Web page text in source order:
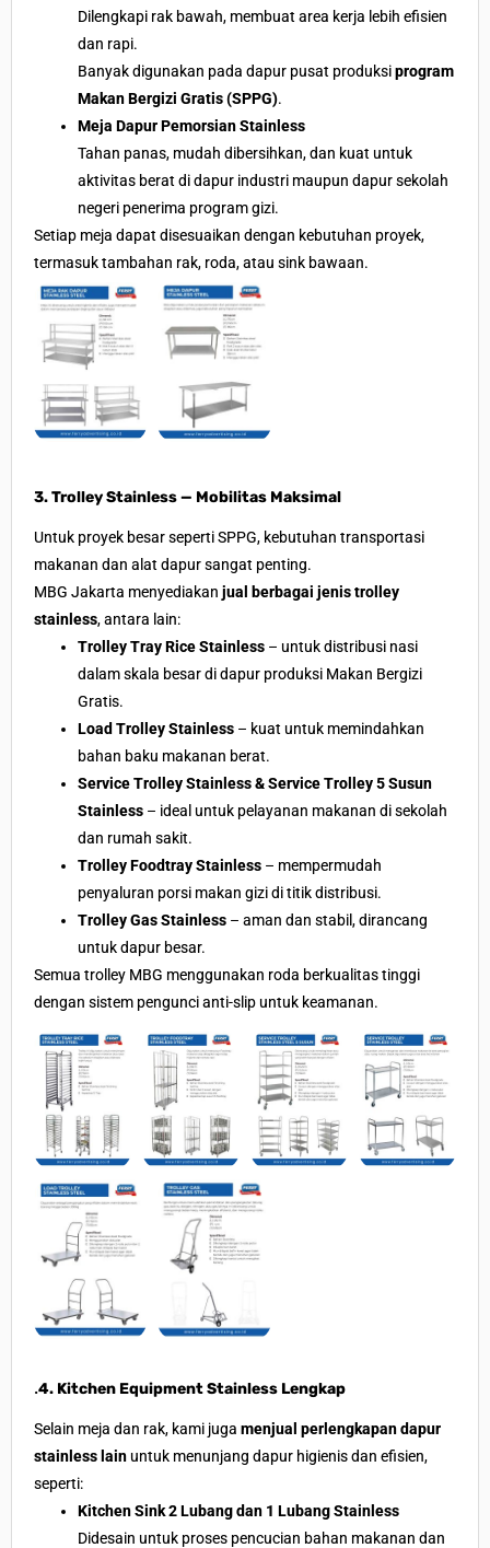
Dilengkapi rak bawah, membuat area kerja lebih efisien
dan rapi.
Banyak digunakan pada dapur pusat produksiprogram
Makan Bergizi Gratis (SPPG).
Meja Dapur Pemorsian Stainless
Tahan panas, mudah dibersihkan, dan kuat untuk
aktivitas berat di dapur industri maupun dapur sekolah
negeri penerima program gizi.
Setiap meja dapat disesuaikan dengan kebutuhan proyek,
termasuk tambahan rak, roda, atau sink bawaan.
3. Trolley Stainless — Mobilitas Maksimal
Untuk proyek besar seperti SPPG, kebutuhan transportasi
makanan dan alat dapur sangat penting.
MBG Jakarta menyediakan jual berbagai jenis trolley
stainless, antara lain:
Trolley Tray Rice Stainless – untuk distribusi nasi
dalam skala besar di dapur produksi Makan Bergizi
Gratis.
Load Trolley Stainless – kuat untuk memindahkan
bahan baku makanan berat.
Service Trolley Stainless & Service Trolley 5 Susun
Stainless – ideal untuk pelayanan makanan di sekolah
dan rumah sakit.
Trolley Foodtray Stainless – mempermudah
penyaluran porsi makan gizi di titik distribusi.
Trolley Gas Stainless – aman dan stabil, dirancang
untuk dapur besar.
Semua trolley MBG menggunakan roda berkualitas tinggi
dengan sistem pengunci anti-slip untuk keamanan.
.4. Kitchen Equipment Stainless Lengkap
Selain meja dan rak, kami juga menjual perlengkapan dapur
stainless lain untuk menunjang dapur higienis dan efisien,
seperti:
Kitchen Sink 2 Lubang dan 1 Lubang Stainless
Didesain untuk proses pencucian bahan makanan dan